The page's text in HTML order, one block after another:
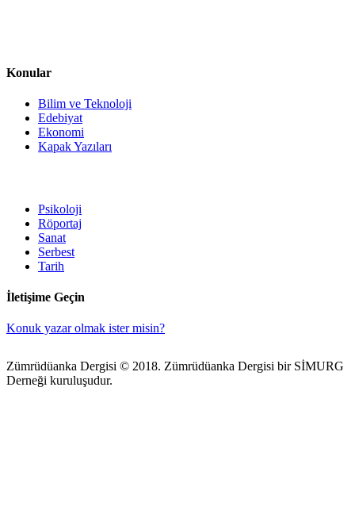
Konular
Bilim ve Teknoloji
Edebiyat
Ekonomi
Kapak Yazıları
Psikoloji
Röportaj
Sanat
Serbest
Tarih
İletişime Geçin
Konuk yazar olmak ister misin?
Zümrüdüanka Dergisi © 2018. Zümrüdüanka Dergisi bir SİMURG
Derneği kuruluşudur.